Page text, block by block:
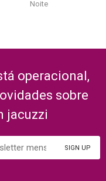
operacional,
sobre
jacuzzi